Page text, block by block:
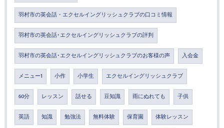
羽村市の英会話・エクセルイングリッシュクラブの口コミ情報
羽村市の英会話･エクセルイングリッシュクラブの評判
羽村市の英会話･エクセルイングリッシュクラブのお客様の声 入会金
メニュー1 小作 小学生 エクセルイングリッシュクラブ
60分 レッスン 話せる 豆知識 雨にぬれても 子供
英語 知識 勉強法 無料体験 保育園 体験レッスン